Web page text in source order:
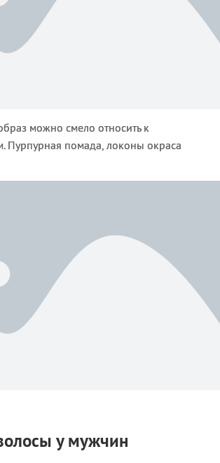
можно смело относить к
Пурпурная помада, локоны окраса
у мужчин